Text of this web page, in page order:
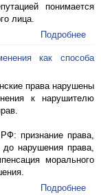
понимается
лица.
Подробнее
как способа
права нарушены
к нарушителю
признание права,
нарушения права,
морального
Подробнее